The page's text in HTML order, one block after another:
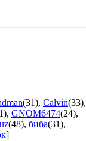
(31), Calvin(33),
, GNOM6474(24),
(48), биба(31),
]